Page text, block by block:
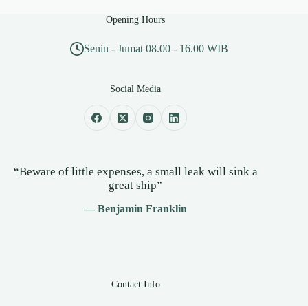
Opening Hours
Senin - Jumat 08.00 - 16.00 WIB
Social Media
“Beware of little expenses, a small leak will sink a
great ship”
— Benjamin Franklin
Contact Info